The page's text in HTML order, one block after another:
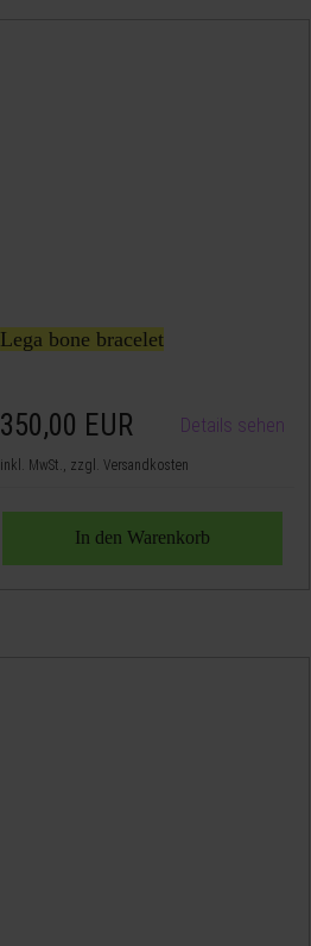
Lega bone bracelet
350,00 EUR Details sehen
inkl. MwSt., zzgl. Versandkosten